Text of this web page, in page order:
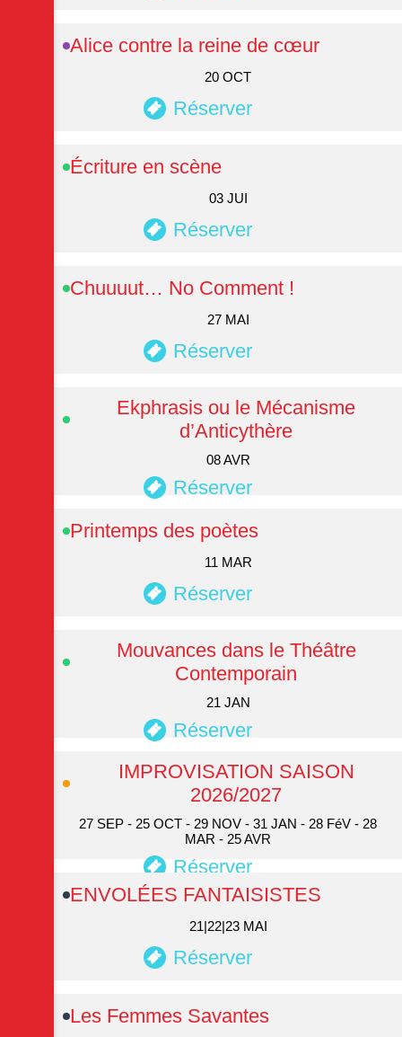
20 OCT
Alice contre la reine de cœur
Réserver
03 JUI
Écriture en scène
Réserver
27 MAI
Chuuuut… No Comment !
Réserver
08 AVR
Ekphrasis ou le Mécanisme
d’Anticythère
Réserver
11 MAR
Printemps des poètes
Réserver
21 JAN
Mouvances dans le Théâtre
Contemporain
Réserver
27 SEP - 25 OCT - 29 NOV - 31 JAN - 28 FéV - 28
MAR - 25 AVR
IMPROVISATION SAISON
2026/2027
Réserver
21|22|23 MAI
ENVOLÉES FANTAISISTES
Réserver
Les Femmes Savantes